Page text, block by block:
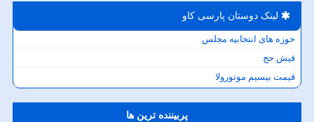
لینک دوستان پارسی كاو
حوزه های انتخابیه مجلس
فیش حج
قیمت بیسیم موتورولا
پربیننده ترین ها